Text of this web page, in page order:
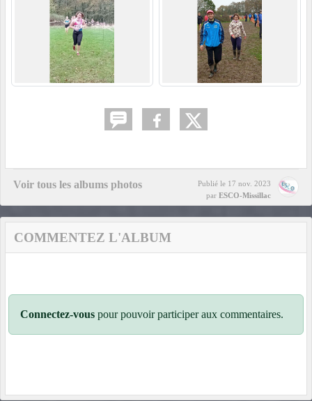
Voir tous les albums photos Publié le 17 nov. 2023
par ESCO-Missillac
COMMENTEZ L'ALBUM
Connectez-vous pour pouvoir participer aux commentaires.